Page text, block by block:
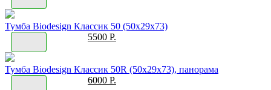
Тумба Biodesign Классик 50 (50х29х73)
5500 Р.
Тумба Biodesign Классик 50R (50х29х73), панорама
6000 Р.